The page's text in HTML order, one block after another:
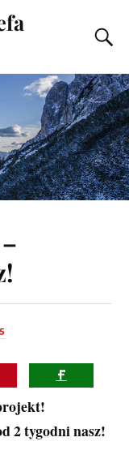
2 tygodni nasz!